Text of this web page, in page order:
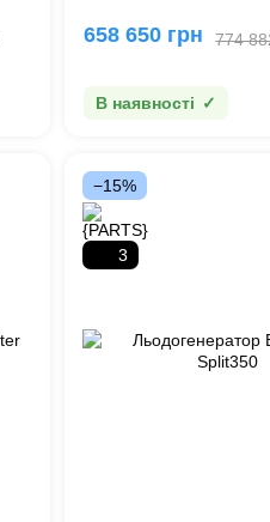
774
658 650 грн
В наявності
−15%
3